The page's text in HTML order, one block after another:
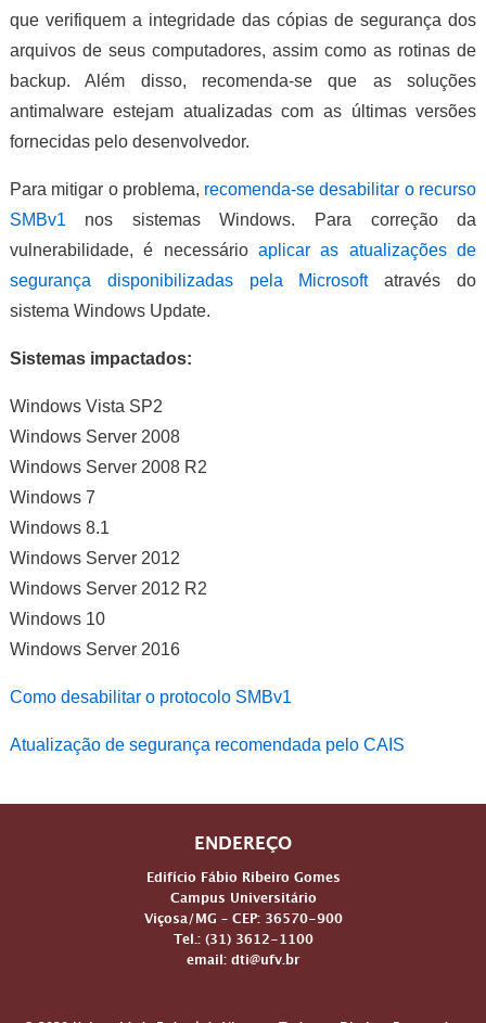
que verifiquem a integridade das cópias de segurança dos
arquivos de seus computadores, assim como as rotinas de
backup. Além disso, recomenda-se que as soluções
antimalware estejam atualizadas com as últimas versões
fornecidas pelo desenvolvedor.
Para mitigar o problema, recomenda-se desabilitar o recurso
SMBv1 nos sistemas Windows. Para correção da
vulnerabilidade, é necessário aplicar as atualizações de
segurança disponibilizadas pela Microsoftatravés do
sistema Windows Update.
Sistemas impactados:
Windows Vista SP2
Windows Server 2008
Windows Server 2008 R2
Windows 7
Windows 8.1
Windows Server 2012
Windows Server 2012 R2
Windows 10
Windows Server 2016
Como desabilitar o protocolo SMBv1
Atualização de segurança recomendada pelo CAIS
ENDEREÇO
Edifício Fábio Ribeiro Gomes
Campus Universitário
Viçosa/MG – CEP: 36570-900
Tel.: (31) 3612-1100
email: dti@ufv.br